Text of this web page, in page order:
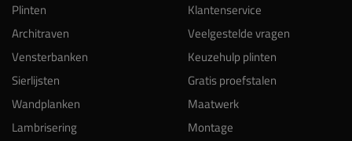
Plinten
Architraven
Vensterbanken
Sierlijsten
Wandplanken
Lambrisering
Klantenservice
Veelgestelde vragen
Keuzehulp plinten
Gratis proefstalen
Maatwerk
Montage